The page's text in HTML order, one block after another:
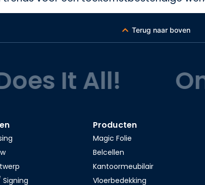
Terug naar boven
It All!
Producten
Magic Folie
Belcellen
Kantoormeubilair
Vloerbedekking